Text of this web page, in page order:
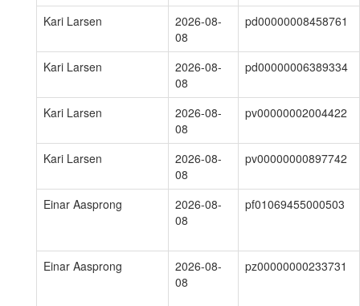
Kari Larsen
2026-08-
08
pd00000008458761
Kari Larsen
2026-08-
08
pd00000006389334
Kari Larsen
2026-08-
08
pv00000002004422
Kari Larsen
2026-08-
08
pv00000000897742
Einar Aasprong
2026-08-
08
pf01069455000503
Einar Aasprong
2026-08-
08
pz00000000233731